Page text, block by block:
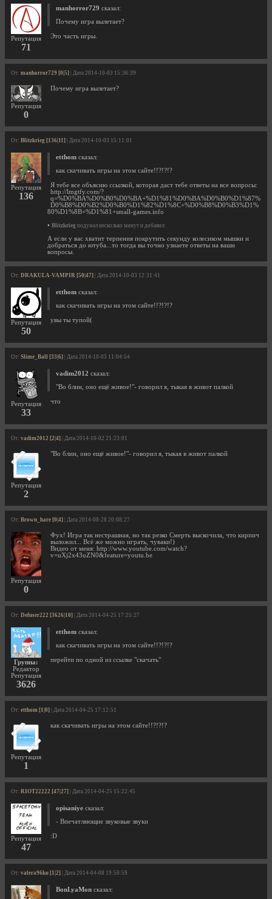
Репутация
71
manhorror729 сказал:
Почему игра вылетает?
Это часть игры.
От: manhorror729 [0|5] | Дата 2014-10-03 15:36:39
Репутация
0
Почему игра вылетает?
От: Blitzkrieg [136|11] | Дата 2014-10-03 15:11:01
Репутация
136
etthom сказал:
как скачивать игры на этом сайте!!?!?!?
Я тебе все объясню ссылкой, которая даст тебе ответы на все вопросы:
http://lmgtfy.com/?
q=%D0%BA%D0%B0%D0%BA+%D1%81%D0%BA%D0%B0%D1%87%
D0%B8%D0%B2%D0%B0%D1%82%D1%8C+%D0%B8%D0%B3%D1%
80%D1%8B+%D1%81+small-games.info
• Blitzkrieg подумал несколько минут и добавил:
А если у вас хватит терпения покрутить секунду колесиком мышки и
добраться до ютуба...то тогда вы точно узнаете ответы на ваши
вопросы.
От: DRAKULA-VAMPIR [50|47] | Дата 2014-10-03 12:31:41
Репутация
50
etthom сказал:
как скачивать игры на этом сайте!!?!?!?
увы ты тупой(
От: Slime_Ball [33|6] | Дата 2014-10-03 11:04:54
Репутация
33
vadim2012 сказал:
"Во блин, оно ещё живое!"- говорил я, тыкая в живот палкой
что
От: vadim2012 [2|4] | Дата 2014-10-02 21:23:01
Репутация
2
"Во блин, оно ещё живое!"- говорил я, тыкая в живот палкой
От: Brown_hare [0|4] | Дата 2014-08-28 20:08:27
Репутация
0
Фух! Игра так нестрашная, но так резко Смерть выскочила, что кирпич
выложил... Всё же можно играть, чуваки!)
Видео от меня: http://www.youtube.com/watch?
v=uXj2x43uZN0&feature=youtu.be
От: Defuser222 [3626|10] | Дата 2014-04-25 17:25:27
Группа:
Редактор
Репутация
3626
etthom сказал:
как скачивать игры на этом сайте!!?!?!?
перейти по одной из ссылке "скачать"
От: etthom [1|0] | Дата 2014-04-25 17:12:51
Репутация
1
как скачивать игры на этом сайте!!?!?!?
От: RIOT22222 [47|27] | Дата 2014-04-25 15:22:45
Репутация
47
opisaniye сказал:
- Впечатляющие звуковые звуки
:D
От: valera96ku [1|2] | Дата 2014-04-08 19:50:59
BonLyaMon сказал: